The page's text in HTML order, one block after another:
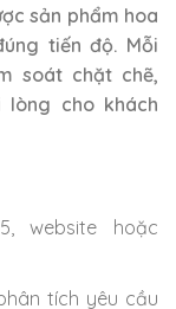
sản phẩm hoa
tiến độ. Mỗi
soát chặt chẽ,
cho khách
website hoặc
tích yêu cầu